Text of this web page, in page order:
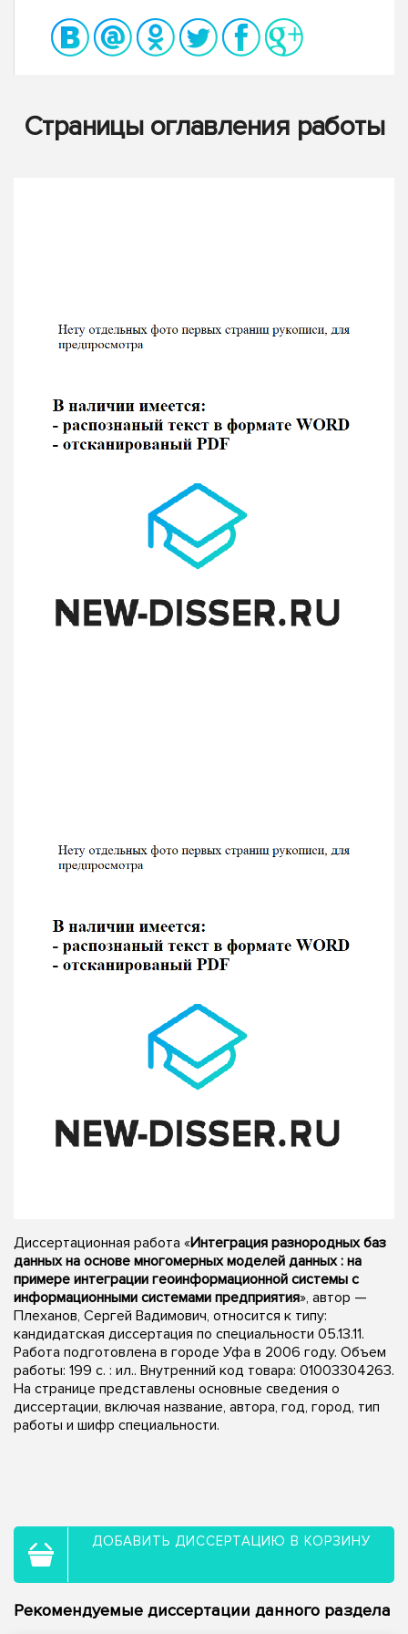
Страницы оглавления работы
Диссертационная работа «Интеграция разнородных баз
данных на основе многомерных моделей данных : на
примере интеграции геоинформационной системы с
информационными системами предприятия», автор —
Плеханов, Сергей Вадимович, относится к типу:
кандидатская диссертация по специальности 05.13.11.
Работа подготовлена в городе Уфа в 2006 году. Объем
работы: 199 с. : ил.. Внутренний код товара: 01003304263.
На странице представлены основные сведения о
диссертации, включая название, автора, год, город, тип
работы и шифр специальности.
ДОБАВИТЬ ДИССЕРТАЦИЮ В КОРЗИНУ
Рекомендуемые диссертации данного раздела